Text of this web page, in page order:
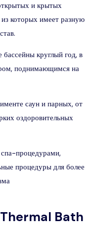
и крытых
которых имеет разную
круглый год, в
поднимающимся на
саун и парных, от
оздоровительных
процедурами,
процедуры для более
Bath